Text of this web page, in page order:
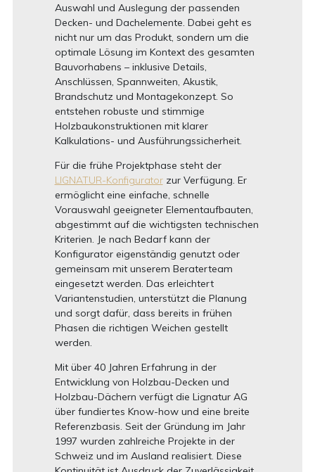
Auswahl und Auslegung der passenden
Decken- und Dachelemente. Dabei geht es
nicht nur um das Produkt, sondern um die
optimale Lösung im Kontext des gesamten
Bauvorhabens – inklusive Details,
Anschlüssen, Spannweiten, Akustik,
Brandschutz und Montagekonzept. So
entstehen robuste und stimmige
Holzbaukonstruktionen mit klarer
Kalkulations- und Ausführungssicherheit.
Für die frühe Projektphase steht der
LIGNATUR-Konfiguratorzur Verfügung. Er
ermöglicht eine einfache, schnelle
Vorauswahl geeigneter Elementaufbauten,
abgestimmt auf die wichtigsten technischen
Kriterien. Je nach Bedarf kann der
Konfigurator eigenständig genutzt oder
gemeinsam mit unserem Beraterteam
eingesetzt werden. Das erleichtert
Variantenstudien, unterstützt die Planung
und sorgt dafür, dass bereits in frühen
Phasen die richtigen Weichen gestellt
werden.
Mit über 40 Jahren Erfahrung in der
Entwicklung von Holzbau-Decken und
Holzbau-Dächern verfügt die Lignatur AG
über fundiertes Know-how und eine breite
Referenzbasis. Seit der Gründung im Jahr
1997 wurden zahlreiche Projekte in der
Schweiz und im Ausland realisiert. Diese